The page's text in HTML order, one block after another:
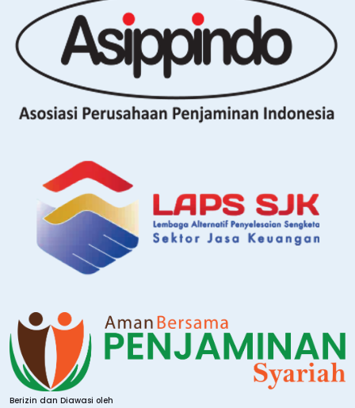
Berizin dan Diawasi oleh